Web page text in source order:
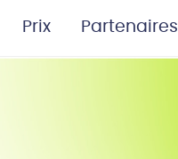
Prix Partenaires